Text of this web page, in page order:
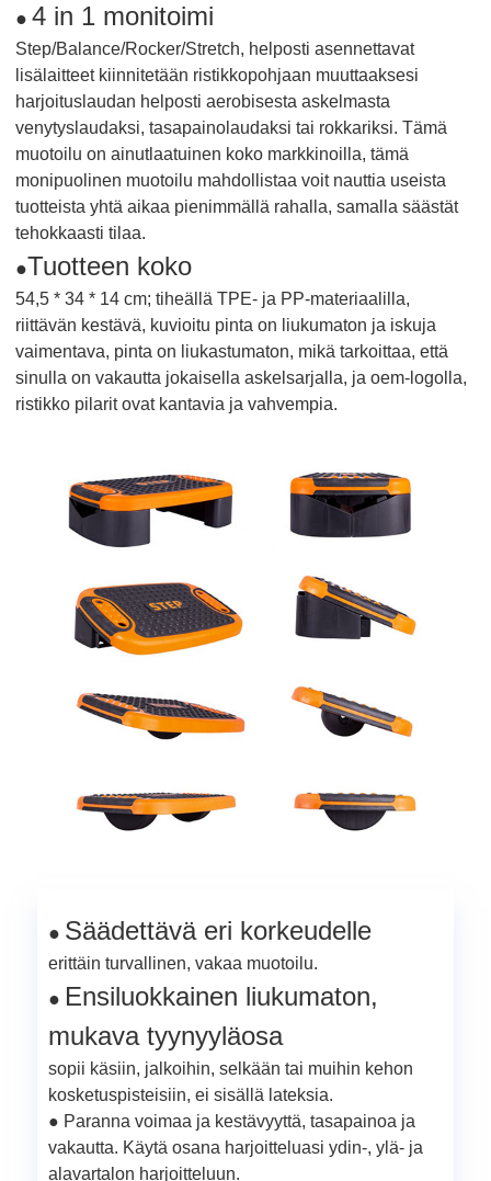
● 4 in 1 monitoimi
Step/Balance/Rocker/Stretch, helposti asennettavat
lisälaitteet kiinnitetään ristikkopohjaan muuttaaksesi
harjoituslaudan helposti aerobisesta askelmasta
venytyslaudaksi, tasapainolaudaksi tai rokkariksi. Tämä
muotoilu on ainutlaatuinen koko markkinoilla, tämä
monipuolinen muotoilu mahdollistaa voit nauttia useista
tuotteista yhtä aikaa pienimmällä rahalla, samalla säästät
tehokkaasti tilaa.
●Tuotteen koko
54,5 * 34 * 14 cm; tiheällä TPE- ja PP-materiaalilla,
riittävän kestävä, kuvioitu pinta on liukumaton ja iskuja
vaimentava, pinta on liukastumaton, mikä tarkoittaa, että
sinulla on vakautta jokaisella askelsarjalla, ja oem-logolla,
ristikko pilarit ovat kantavia ja vahvempia.
● Säädettävä eri korkeudelle
erittäin turvallinen, vakaa muotoilu.
● Ensiluokkainen liukumaton,
mukava tyynyyläosa
sopii käsiin, jalkoihin, selkään tai muihin kehon
kosketuspisteisiin, ei sisällä lateksia.
● Paranna voimaa ja kestävyyttä, tasapainoa ja
vakautta. Käytä osana harjoitteluasi ydin-, ylä- ja
alavartalon harjoitteluun.